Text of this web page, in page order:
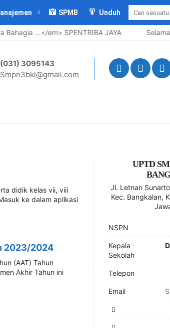
SPMB Unduh
...</em> SPENTRIBA JAYA Selamat
(031) 3095143
Smpn3bkl@gmail.com
didik kelas vii, viii
ke dalam aplikasi
2023/2024
(AAT) Tahun
Akhir Tahun ini
UPTD
Jl. Letnan
Kec. Bangkalan,
NSPN
Kepala
Sekolah
Telepon
Email